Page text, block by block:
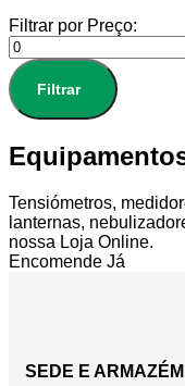
Filtrar por Preço:
Filtrar
Tensiómetros,
lanternas,
nossa Loja Online.
Encomende Já
SEDE E ARMAZÉM